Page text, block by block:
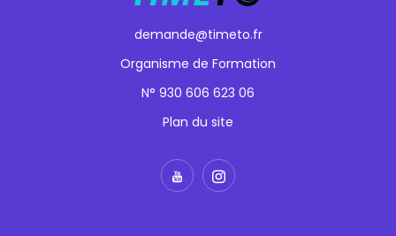
demande@timeto.fr
Organisme de Formation
N° 930 606 623 06
Plan du site